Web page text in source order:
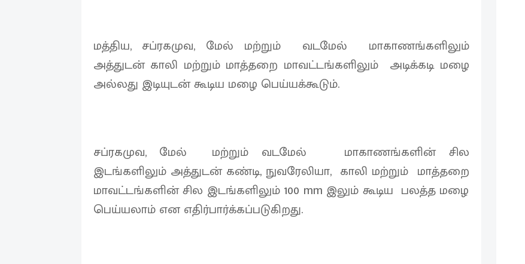
மத்திய, சப்ரகமுவ, மேல் மற்றும் வடமேல் மாகாணங்களிலும்
அத்துடன் காலி மற்றும் மாத்தறை மாவட்டங்களிலும் அடிக்கடி மழை
அல்லது இடியுடன் கூடிய மழை பெய்யக்கூடும்.
சப்ரகமுவ, மேல் மற்றும் வடமேல் மாகாணங்களின் சில
இடங்களிலும் அத்துடன் கண்டி, நுவரேலியா, காலி மற்றும் மாத்தறை
மாவட்டங்களின் சில இடங்களிலும் 100 mm இலும் கூடிய பலத்த மழை
பெய்யலாம் என எதிர்பார்க்கப்படுகிறது.